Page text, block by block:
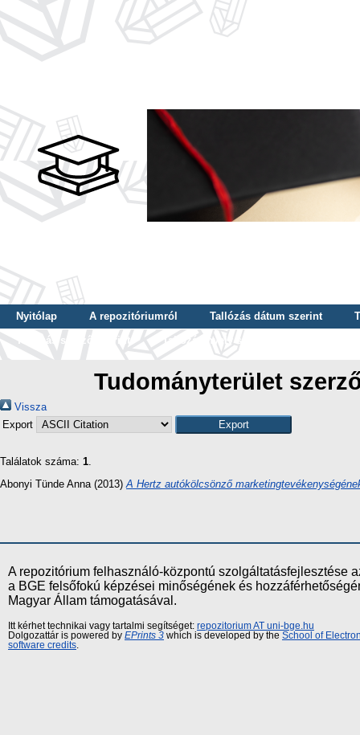
Nyitólap A repozitóriumról Tallózás dátum szerint
Tallózás szerző szerint
Tallózás nyelv szerint
Tudományterület
Vissza
Export
Találatok száma: 1.
Abonyi Tünde Anna (2013) A Hertz autókölcsönző
A repozitórium felhasználó-központú szolgáltatásfejlesztése
a BGE felsőfokú képzései minőségének és
Magyar Állam támogatásával.
Itt kérhet technikai vagy tartalmi segítséget: repozitorium AT uni-bge.hu
Dolgozattár is powered by EPrints 3 which is developed by the School of
software credits